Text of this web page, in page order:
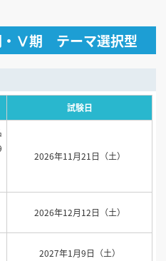
Ⅴ期 テーマ選択型
試験日
2026年11月21日（土）
2026年12月12日（土）
2027年1月9日（土）